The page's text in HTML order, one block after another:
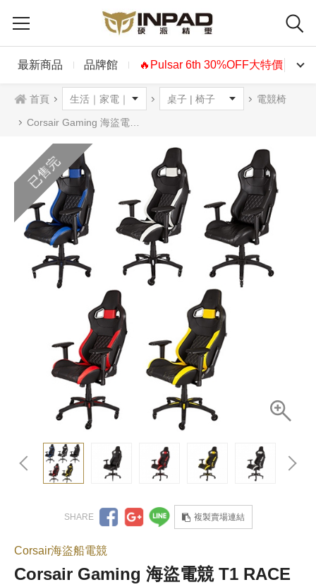
最新商品 品牌館 🔥Pulsar 6th 30%OFF大特價🔥
首頁 電競椅
Corsair Gaming 海盜電競 T1 RACE 電競椅(五色可選)
已售完
複製賣場連結
Corsair海盜船電競
Corsair Gaming 海盜電競 T1 RACE